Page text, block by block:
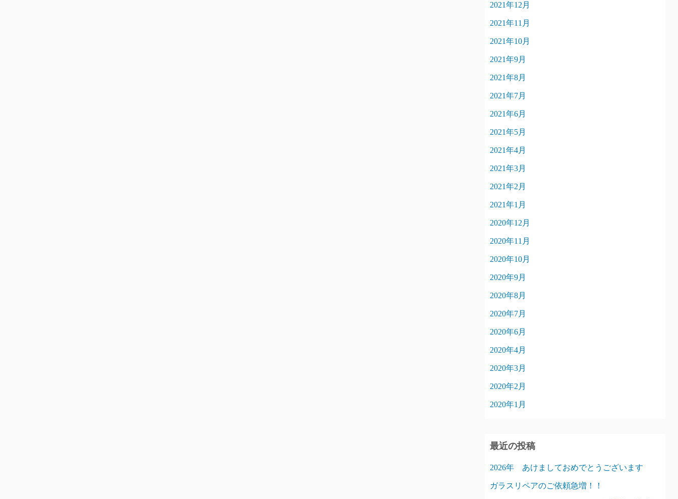
2021年12月
2021年11月
2021年10月
2021年9月
2021年8月
2021年7月
2021年6月
2021年5月
2021年4月
2021年3月
2021年2月
2021年1月
2020年12月
2020年11月
2020年10月
2020年9月
2020年8月
2020年7月
2020年6月
2020年4月
2020年3月
2020年2月
2020年1月
最近の投稿
2026年 あけましておめでとうございます
ガラスリペアのご依頼急増！！